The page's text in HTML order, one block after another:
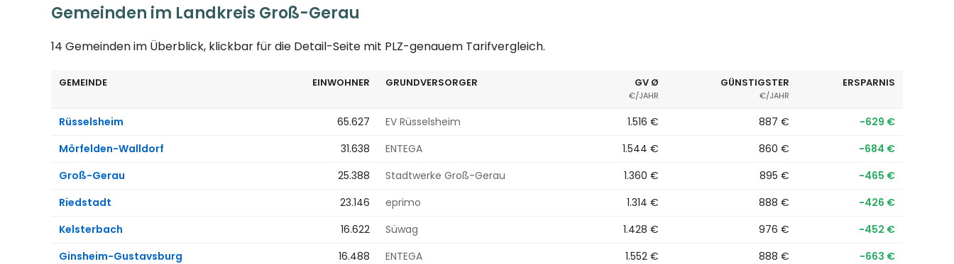
Gemeinden im Landkreis Groß-Gerau
14 Gemeinden im Überblick, klickbar für die Detail-Seite mit PLZ-genauem Tarifvergleich.
GEMEINDE EINWOHNER GRUNDVERSORGER GV Ø
€/JAHR
GÜNSTIGSTER
€/JAHR
ERSPARNIS
Rüsselsheim 65.627 EV Rüsselsheim 1.516 € 887 €
−629 €
Mörfelden-Walldorf
31.638 ENTEGA 1.544 € 860 €
−684 €
Groß-Gerau
25.388 Stadtwerke Groß-Gerau 1.360 € 895 €
−465 €
Riedstadt
23.146 eprimo 1.314 € 888 €
−426 €
Kelsterbach
16.622 Süwag 1.428 € 976 €
−452 €
Ginsheim-Gustavsburg
16.488 ENTEGA 1.552 € 888 €
−663 €